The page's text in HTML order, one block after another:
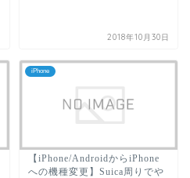
2018年10月30日
iPhone
【iPhone/AndroidからiPhone
への機種変更】Suica周りでや